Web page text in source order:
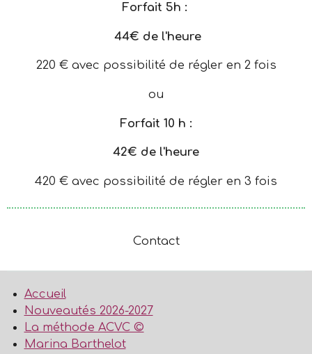
Forfait 5h :
44€ de l'heure
220 € avec possibilité de régler en 2 fois
ou
Forfait 10 h :
42€ de l'heure
420 € avec possibilité de régler en 3 fois
Contact
Accueil
Nouveautés 2026-2027
La méthode ACVC ©
Marina Barthelot